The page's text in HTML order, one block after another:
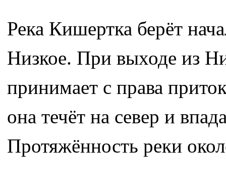
Река Кишертка берёт
Низкое. При выходе из
принимает с права
она течёт на север и
Протяжённость реки